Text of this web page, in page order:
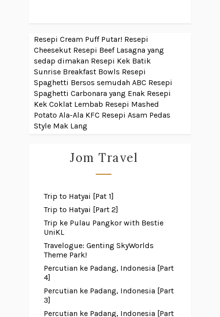
Resepi Cream Puff Putar! Resepi
Cheesekut Resepi Beef Lasagna yang
sedap dimakan Resepi Kek Batik
Sunrise Breakfast Bowls Resepi
Spaghetti Bersos semudah ABC Resepi
Spaghetti Carbonara yang Enak Resepi
Kek Coklat Lembab Resepi Mashed
Potato Ala-Ala KFC Resepi Asam Pedas
Style Mak Lang
Jom Travel
Trip to Hatyai [Pat 1]
Trip to Hatyai [Part 2]
Trip ke Pulau Pangkor with Bestie
UniKL
Travelogue: Genting SkyWorlds
Theme Park!
Percutian ke Padang, Indonesia [Part
4]
Percutian ke Padang, Indonesia [Part
3]
Percutian ke Padang, Indonesia [Part